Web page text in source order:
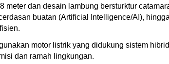
meter dan desain lambung bersturktur
buatan (Artificial Intelligence/AI),
motor listrik yang didukung sistem
dan ramah lingkungan.